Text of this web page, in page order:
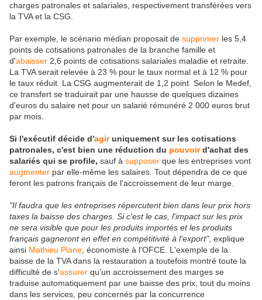
charges patronales et salariales, respectivement transférées vers
la TVA et la CSG.
Par exemple, le scénario médian proposait de supprimer les 5,4
points de cotisations patronales de la branche famille et
d'abaisser 2,6 points de cotisations salariales maladie et retraite.
La TVA serait relevée à 23 % pour le taux normal et à 12 % pour
le taux réduit. La CSG augmenterait de 1,2 point. Selon le Medef,
ce transfert se traduirait par une hausse de quelques dizaines
d'euros du salaire net pour un salarié rémunéré 2 000 euros brut
par mois.
Si l'exécutif décide d'agiruniquement sur les cotisations
patronales, c'est bien une réduction du pouvoird'achat des
salariés qui se profile, sauf à supposer que les entreprises vont
augmenter par elle-même les salaires. Tout dépendra de ce que
feront les patrons français de l'accroissement de leur marge.
"Il faudra que les entreprises répercutent bien dans leur prix hors
taxes la baisse des charges. Si c'est le cas, l'impact sur les prix
ne sera visible que pour les produits importés et les produits
français gagneront en effet en compétitivité à l'export", explique
ainsi Mathieu Plane , économiste à l'OFCE. L'exemple de la
baisse de la TVA dans la restauration a toutefois montré toute la
difficulté de s'assurer qu'un accroissement des marges se
traduise automatiquement par une baisse des prix, tout du moins
dans les services, peu concernés par la concurrence